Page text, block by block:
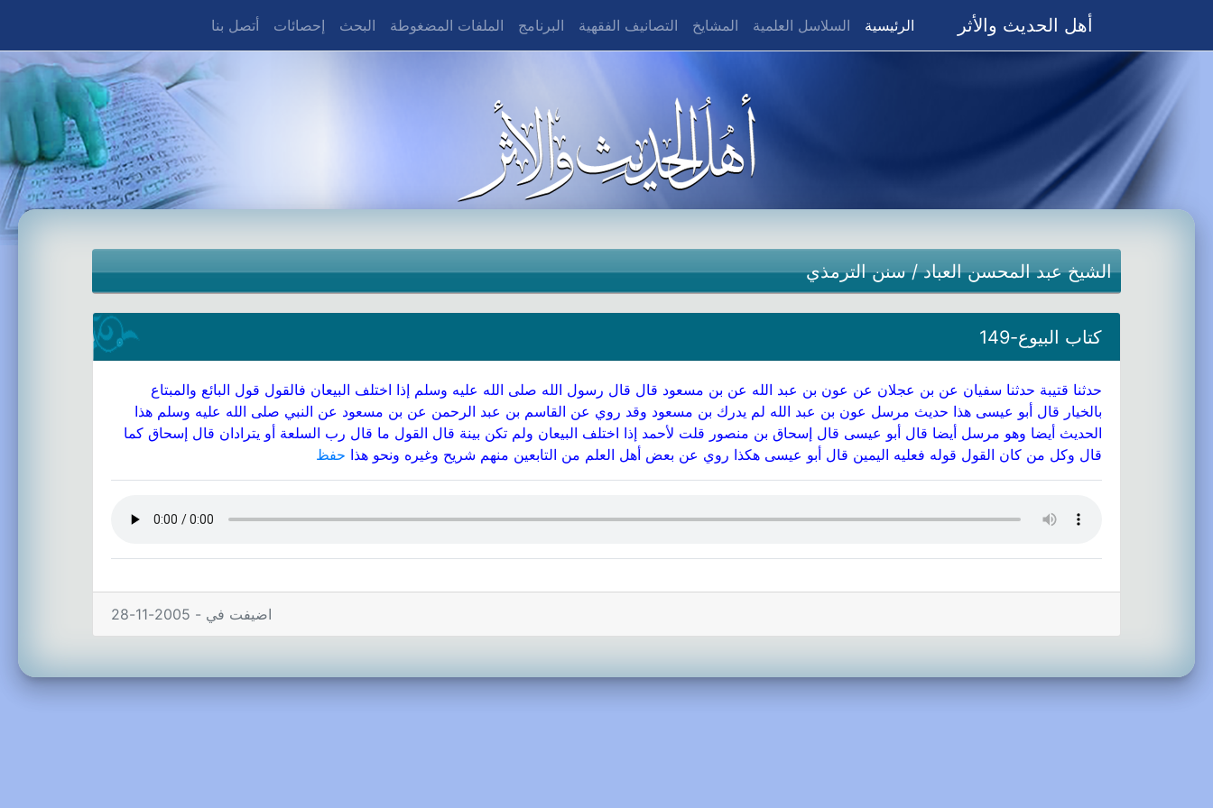
أهل الحديث والأثر الرئيسية السلاسل العلمية المشايخ التصانيف الفقهية البرنامج الملفات المضغوطة البحث إحصائات أتصل بنا
الشيخ عبد المحسن العباد/سنن الترمذي
كتاب البيوع-149
حدثنا قتيبة حدثنا سفيان عن بن عجلان عن عون بن عبد الله عن بن مسعود قال قال رسول الله صلى الله عليه وسلم إذا اختلف البيعان فالقول قول البائع والمبتاع
بالخيار قال أبو عيسى هذا حديث مرسل عون بن عبد الله لم يدرك بن مسعود وقد روي عن القاسم بن عبد الرحمن عن بن مسعود عن النبي صلى الله عليه وسلم هذا
الحديث أيضا وهو مرسل أيضا قال أبو عيسى قال إسحاق بن منصور قلت لأحمد إذا اختلف البيعان ولم تكن بينة قال القول ما قال رب السلعة أو يترادان قال إسحاق كما
قال وكل من كان القول قوله فعليه اليمين قال أبو عيسى هكذا روي عن بعض أهل العلم من التابعين منهم شريح وغيره ونحو هذا حفظ
اضيفت في - 2005-11-28